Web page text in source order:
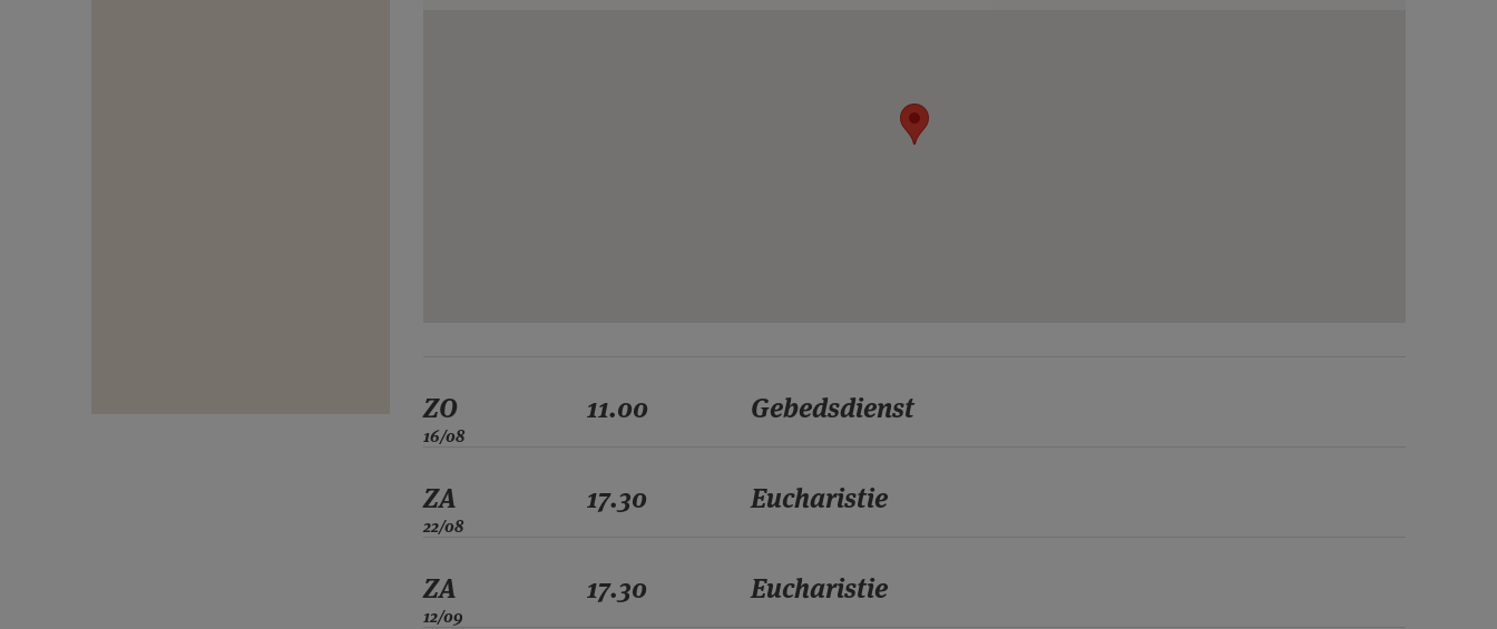
ZO
16/08
11.00 Gebedsdienst
ZA
22/08
17.30 Eucharistie
ZA
12/09
17.30 Eucharistie